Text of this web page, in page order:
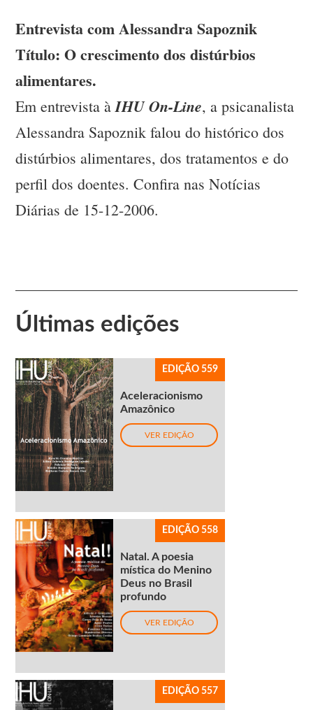
Entrevista com Alessandra Sapoznik
Título: O crescimento dos distúrbios
alimentares.
Em entrevista àIHU On-Line, a psicanalista
Alessandra Sapoznik falou do histórico dos
distúrbios alimentares, dos tratamentos e do
perfil dos doentes. Confira nas Notícias
Diárias de 15-12-2006.
Últimas edições
EDIÇÃO 559
Aceleracionismo
Amazônico
VER EDIÇÃO
EDIÇÃO 558
Natal. A poesia
mística do Menino
Deus no Brasil
profundo
VER EDIÇÃO
EDIÇÃO 557